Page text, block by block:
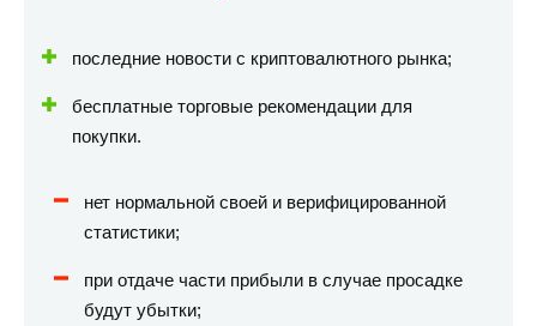
последние новости с криптовалютного рынка;
бесплатные торговые рекомендации для
покупки.
нет нормальной своей и верифицированной
статистики;
при отдаче части прибыли в случае просадке
будут убытки;